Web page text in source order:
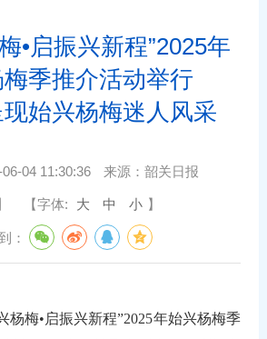
•启振兴新程”2025年
季推介活动举行
始兴杨梅迷人风采
06-04 11:30:36 来源： 韶关日报
【字体: 大 中 小 】
：
梅•启振兴新程”2025年始兴杨梅季